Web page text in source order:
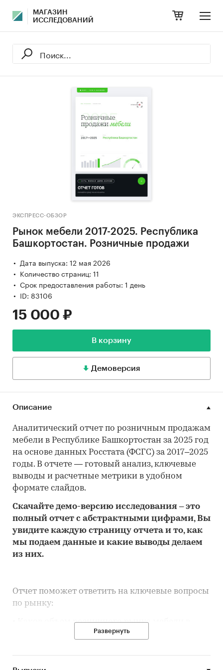
МАГАЗИН
ИССЛЕДОВАНИЙ
ЭКСПРЕСС-ОБЗОР
Рынок мебели 2017-2025. Республика
Башкортостан. Розничные продажи
Дата выпуска: 12 мая 2026
Количество страниц: 11
Срок предоставления работы: 1 день
ID: 83106
15 000 ₽
В корзину
Демоверсия
Описание
Аналитический отчет по розничным продажам
мебели в Республике Башкортостан за 2025 год
на основе данных Росстата (ФСГС) за 2017–2025
годы. В отчете — готовый анализ, ключевые
выводы и расчетные метрики в удобном
формате слайдов.
Скачайте демо-версию исследования – это
полный отчет с абстрактными цифрами, Вы
увидите каждую страницу отчета и то,как
мы подаем данные и какие выводы делаем
из них.
Отчет поможет ответить на ключевые вопросы
по рынку:
• Каков объем розничного рынка мебели в
Республике Башкортостан, много это или мало
Развернуть